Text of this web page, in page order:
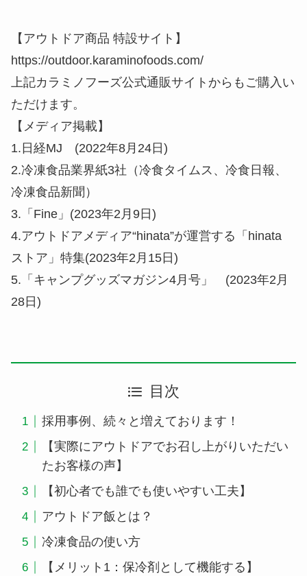
【アウトドア商品 特設サイト】
https://outdoor.karaminofoods.com/
上記カラミノフーズ公式通販サイトからもご購入い
ただけます。
【メディア掲載】
1.日経MJ (2022年8月24日)
2.冷凍食品業界紙3社（冷食タイムス、冷食日報、
冷凍食品新聞）
3.「Fine」(2023年2月9日)
4.アウトドアメディア“hinata”が運営する「hinata
ストア」特集(2023年2月15日)
5.「キャンプグッズマガジン4月号」 (2023年2月
28日)
目次
採用事例、続々と増えております！
【実際にアウトドアでお召し上がりいただい
たお客様の声】
【初心者でも誰でも使いやすい工夫】
アウトドア飯とは？
冷凍食品の使い方
【メリット1：保冷剤として機能する】